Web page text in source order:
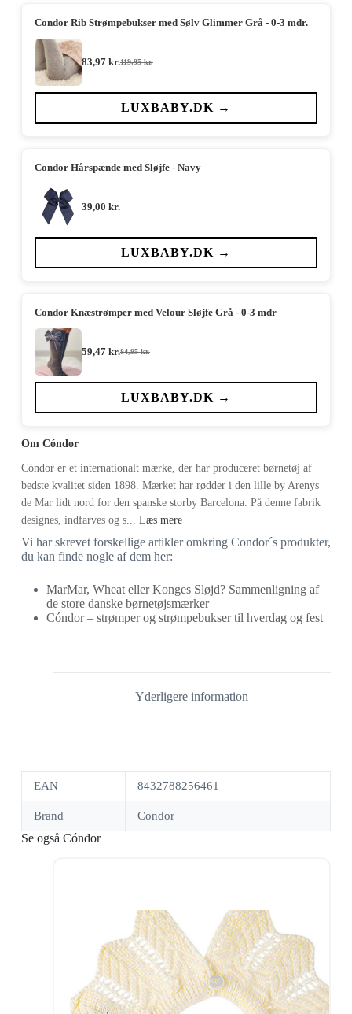
Condor Rib Strømpebukser med Sølv Glimmer Grå - 0-3 mdr.
119,95kr.
Den
pris
var:
83,97 kr.Den
pris
er:
LUXBABY.DK →
Condor Hårspænde med Sløjfe - Navy
39,00 kr.
LUXBABY.DK →
Condor Knæstrømper med Velour Sløjfe Grå - 0-3 mdr
84,95kr.
Den
pris
var:
59,47 kr.Den
pris
er:
LUXBABY.DK →
Om Cóndor
Cóndor er et internationalt mærke, der har produceret børnetøj af
bedste kvalitet siden 1898. Mærket har rødder i den lille by Arenys
de Mar lidt nord for den spanske storby Barcelona. På denne fabrik
designes, indfarves og s... Læs mere
Vi har skrevet forskellige artikler omkring Condor´s produkter,
du kan finde nogle af dem her:
MarMar, Wheat eller Konges Sløjd? Sammenligning af
de store danske børnetøjsmærker
Cóndor – strømper og strømpebukser til hverdag og fest
Yderligere information
EAN 8432788256461
Brand Condor
Se også Cóndor